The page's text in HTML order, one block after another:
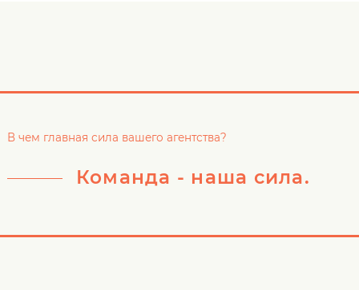
В чем главная сила вашего агентства?
Команда - наша сила.